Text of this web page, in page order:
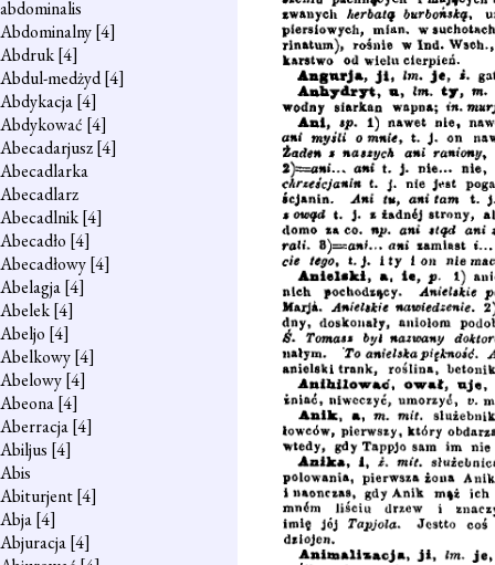
abdominalis
Abdominalny[4]
Abdruk[4]
Abdul-medżyd[4]
Abdykacja[4]
Abdykować [4]
Abecadarjusz[4]
Abecadlarka
Abecadlarz
Abecadlnik[4]
Abecadło [4]
Abecadłowy[4]
Abelagja[4]
Abelek[4]
Abeljo [4]
Abelkowy[4]
Abelowy[4]
Abeona[4]
Aberracja[4]
Abiljus [4]
Abis
Abiturjent[4]
Abja[4]
Abjuracja[4]